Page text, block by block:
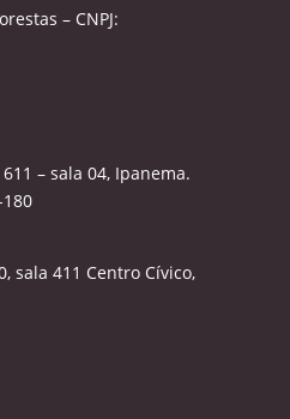
– CNPJ:
– sala 04, Ipanema.
sala 411 Centro Cívico,